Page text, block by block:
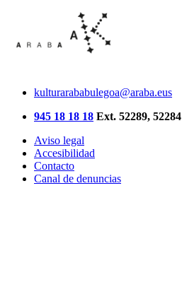
kulturarababulegoa@araba.eus
945 18 18 18 Ext. 52289, 52284
Aviso legal
Accesibilidad
Contacto
Canal de denuncias